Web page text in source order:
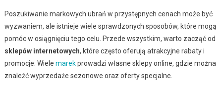
Poszukiwanie markowych ubrań w przystępnych cenach może być
wyzwaniem, ale istnieje wiele sprawdzonych sposobów, które mogą
pomóc w osiągnięciu tego celu. Przede wszystkim, warto zacząć od
sklepów internetowych, które często oferują atrakcyjne rabaty i
promocje. Wiele marekprowadzi własne sklepy online, gdzie można
znaleźć wyprzedaże sezonowe oraz oferty specjalne.